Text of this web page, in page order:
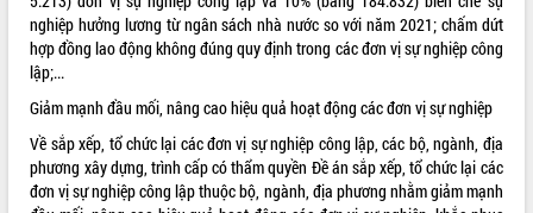
nghiệp hưởng lương từ ngân sách nhà nước so với năm 2021; chấm dứt
hợp đồng lao động không đúng quy định trong các đơn vị sự nghiệp công
lập;...
Giảm mạnh đầu mối, nâng cao hiệu quả hoạt động các đơn vị sự nghiệp
Về sắp xếp, tổ chức lại các đơn vị sự nghiệp công lập, các bộ, ngành, địa
phương xây dựng, trình cấp có thẩm quyền Đề án sắp xếp, tổ chức lại các
đơn vị sự nghiệp công lập thuộc bộ, ngành, địa phương nhằm giảm mạnh